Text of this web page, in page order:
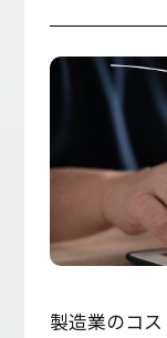
製造業のコ